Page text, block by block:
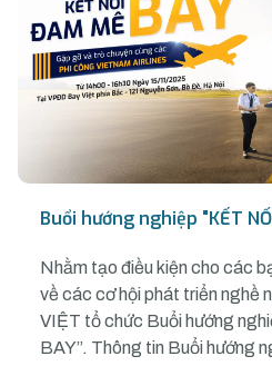
Buổi hướng nghiệp "KẾT
Nhằm tạo điều kiện cho các
về các cơ hội phát triển nghề
VIỆT tổ chức Buổi hướng
BAY”. Thông tin Buổi hướng